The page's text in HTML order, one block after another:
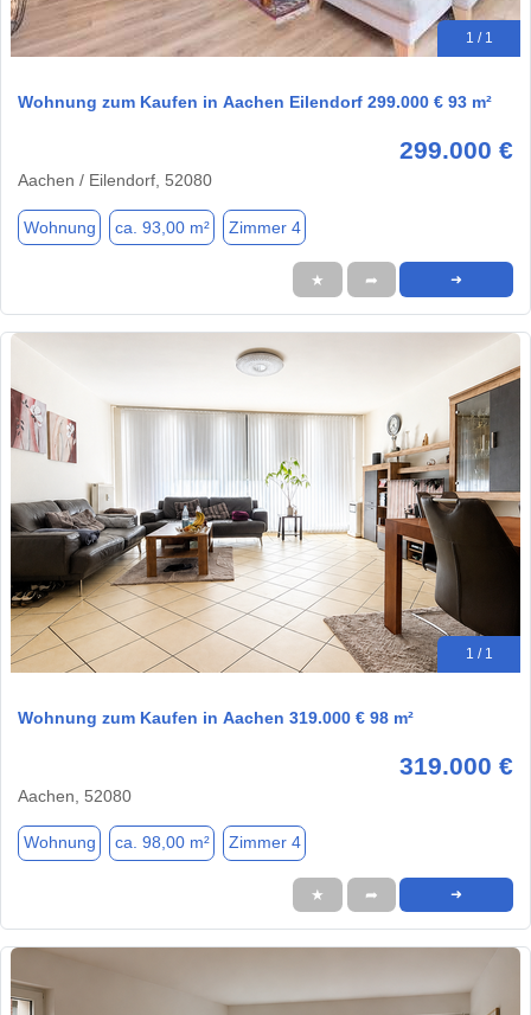
1 / 1
Wohnung zum Kaufen in Aachen Eilendorf 299.000 € 93 m²
299.000 €
Aachen / Eilendorf, 52080
Wohnung ca. 93,00 m² Zimmer 4
★ ➦ ➜
1 / 1
Wohnung zum Kaufen in Aachen 319.000 € 98 m²
319.000 €
Aachen, 52080
Wohnung ca. 98,00 m² Zimmer 4
★ ➦ ➜